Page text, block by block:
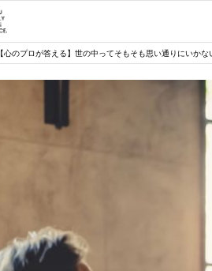
【心のプロが答える】世の中ってそもそも思い通りにいかな